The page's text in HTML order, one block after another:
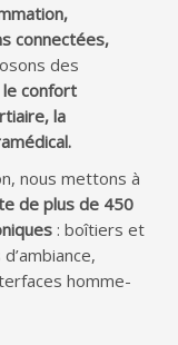
connectées,
des
le confort
la
nous mettons à
de plus de 450
: boîtiers et
homme-